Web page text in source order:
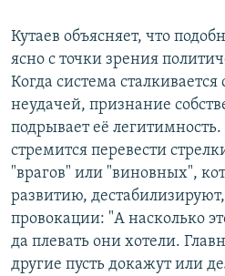
Кутаев объясняет, что
ясно с точки зрения
Когда система
неудачей, признание
подрывает её
стремится перевести
"врагов" или "виновных",
развитию,
провокации: "А насколько
да плевать они хотели.
другие пусть докажут или